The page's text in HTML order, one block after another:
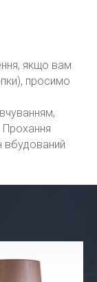
якщо вам
просимо
Прохання
вбудований